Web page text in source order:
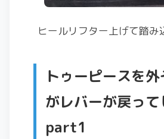
ヒールリフター上げて踏み
トゥーピースを
がレバーが戻って
part1